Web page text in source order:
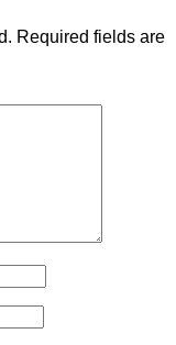
Required fields are